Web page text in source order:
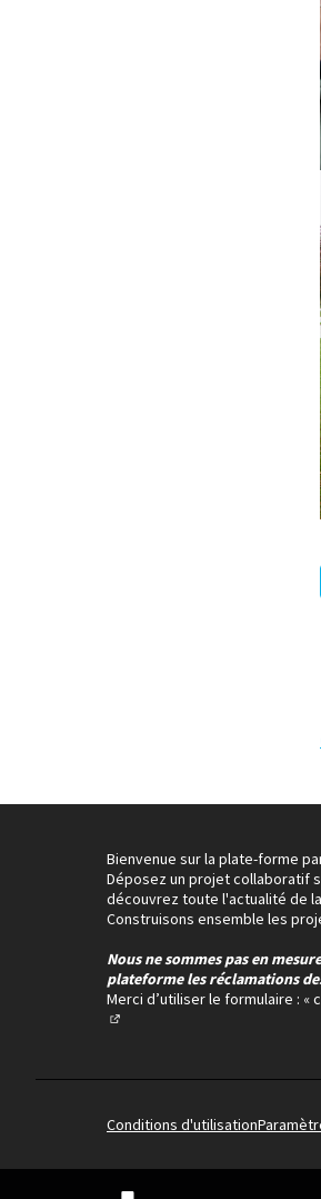
Bienvenue sur la plate-forme
Déposez un projet collaboratif
découvrez toute l'actualité de
Construisons ensemble les
Nous ne sommes pas en
plateforme les réclamations
Merci d’utiliser le formulaire : «
Conditions d'utilisation